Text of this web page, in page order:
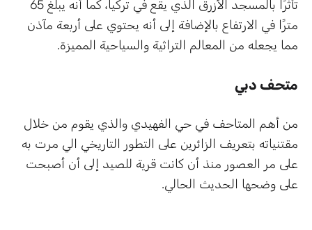
تأثرًا بالمسجد الأزرق الذي يقع في تركيا، كما أنه يبلغ 65
مترًا في الارتفاع بالإضافة إلى أنه يحتوي على أربعة مآذن
مما يجعله من المعالم التراثية والسياحية المميزة.
متحف دبي
من أهم المتاحف في حي الفهيدي والذي يقوم من خلال
مقتنياته بتعريف الزائرين على التطور التاريخي الي مرت به
على مر العصور منذ أن كانت قرية للصيد إلى أن أصبحت
على وضحها الحديث الحالي.